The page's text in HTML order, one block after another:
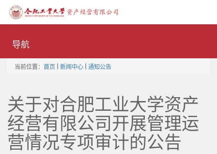
导航
当前位置： 首页 新闻中心 通知公告
关于对合肥工业大学资产
经营有限公司开展管理运
营情况专项审计的公告